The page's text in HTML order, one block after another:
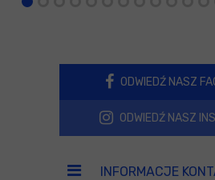
ODWIEDŹ NASZ
ODWIEDŹ NASZ
INFORMACJE